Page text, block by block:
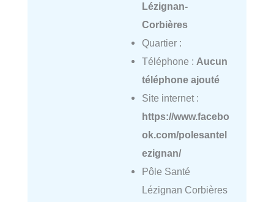
Lézignan-
Corbières
Quartier :
Téléphone : Aucun
téléphone ajouté
Site internet :
https://www.facebo
ok.com/polesantel
ezignan/
Pôle Santé
Lézignan Corbières